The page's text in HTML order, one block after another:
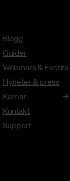
Blogg
Guider
Webinars & Events
Nyheter & press
Karriär
Kontakt
Support